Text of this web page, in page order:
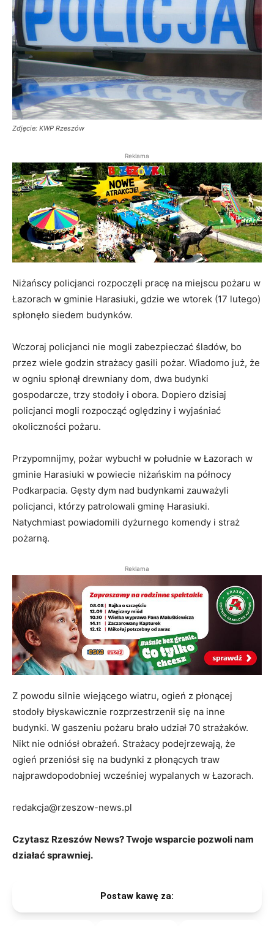
Zdjęcie: KWP Rzeszów
Reklama
Niżańscy policjanci rozpoczęli pracę na miejscu pożaru w
Łazorach w gminie Harasiuki, gdzie we wtorek (17 lutego)
spłonęło siedem budynków.
Wczoraj policjanci nie mogli zabezpieczać śladów, bo
przez wiele godzin strażacy gasili pożar. Wiadomo już, że
w ogniu spłonął drewniany dom, dwa budynki
gospodarcze, trzy stodoły i obora. Dopiero dzisiaj
policjanci mogli rozpocząć oględziny i wyjaśniać
okoliczności pożaru.
Przypomnijmy, pożar wybuchł w południe w Łazorach w
gminie Harasiuki w powiecie niżańskim na północy
Podkarpacia. Gęsty dym nad budynkami zauważyli
policjanci, którzy patrolowali gminę Harasiuki.
Natychmiast powiadomili dyżurnego komendy i straż
pożarną.
Reklama
Z powodu silnie wiejącego wiatru, ogień z płonącej
stodoły błyskawicznie rozprzestrzenił się na inne
budynki. W gaszeniu pożaru brało udział 70 strażaków.
Nikt nie odniósł obrażeń. Strażacy podejrzewają, że
ogień przeniósł się na budynki z płonących traw
najprawdopodobniej wcześniej wypalanych w Łazorach.
redakcja@rzeszow-news.pl
Czytasz Rzeszów News? Twoje wsparcie pozwoli nam
działać sprawniej.
Postaw kawę za: